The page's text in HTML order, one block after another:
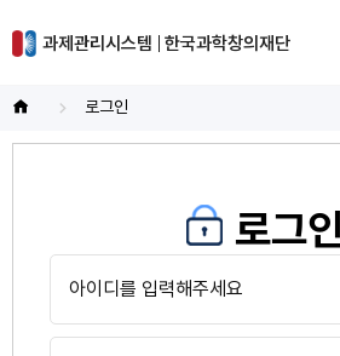
과제관리시스템
한국과학창의재단
홈
면
로그인
로그인
아
비